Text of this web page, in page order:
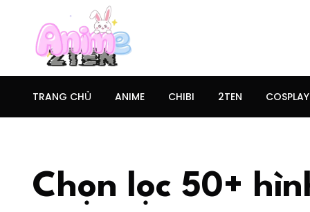
TRANG CHỦ ANIME CHIBI 2TEN COSPLAY
Chọn lọc 50+